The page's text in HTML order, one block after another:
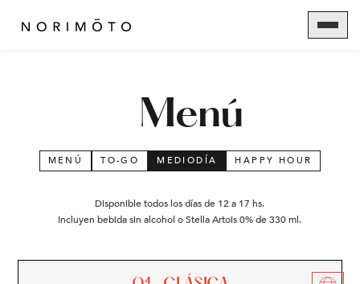
Menú
MENÚ TO-GO MEDIODÍA HAPPY HOUR
Disponible todos los días de 12 a 17 hs.
Incluyen bebida sin alcohol o Stella Artois 0% de 330 ml.